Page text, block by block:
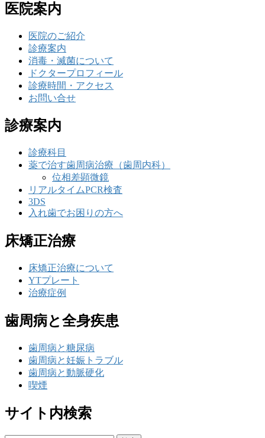
医院案内
医院のご紹介
診療案内
消毒・滅菌について
ドクタープロフィール
診療時間・アクセス
お問い合せ
診療案内
診療科目
薬で治す歯周病治療（歯周内科）
位相差顕微鏡
リアルタイムPCR検査
3DS
入れ歯でお困りの方へ
床矯正治療
床矯正治療について
YTプレート
治療症例
歯周病と全身疾患
歯周病と糖尿病
歯周病と妊娠トラブル
歯周病と動脈硬化
喫煙
サイト内検索